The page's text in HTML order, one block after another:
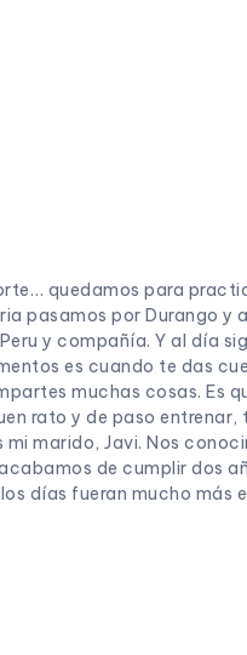
quedamos para
pasamos por Durango
y compañía. Y al día
es cuando te das
muchas cosas. Es
rato y de paso entrenar,
marido, Javi. Nos
de cumplir dos
días fueran mucho más